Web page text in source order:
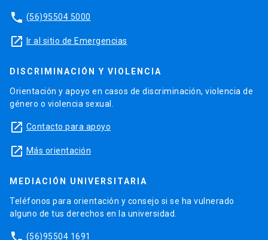
phone (56)95504 5000
launch Ir al sitio de Emergencias
DISCRIMINACIÓN Y VIOLENCIA
Orientación y apoyo en casos de discriminación, violencia de
género o violencia sexual.
launch Contacto para apoyo
launch Más orientación
MEDIACIÓN UNIVERSITARIA
Teléfonos para orientación y consejo si se ha vulnerado
alguno de tus derechos en la universidad.
(56)95504 1691